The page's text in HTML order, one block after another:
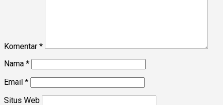
Komentar *
Nama *
Email *
Situs Web